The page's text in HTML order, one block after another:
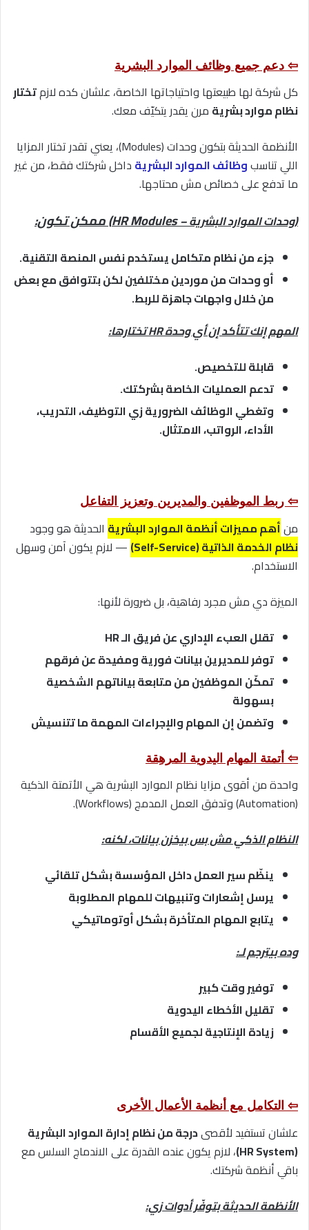
⇦ دعم جميع وظائف الموارد البشرية
كل شركة لها طبيعتها واحتياجاتها الخاصة، علشان كده لازمتختار
نظام موارد بشرية مرن يقدر يتكيّف معك.
الأنظمة الحديثة بتكون وحدات (Modules)، يعني تقدر تختار المزايا
اللي تناسبوظائف الموارد البشرية داخل شركتك فقط، من غير
ما تدفع على خصائص مش محتاجها.
(وحدات الموارد البشرية –HR Modules) ممكن تكون:
جزء من نظام متكامل يستخدم نفس المنصة التقنية.
أو وحدات من موردين مختلفين لكن بتتوافق مع بعض
من خلال واجهات جاهزة للربط.
المهم إنك تتأكد إن أي وحدة HR تختارها:
قابلة للتخصيص.
تدعم العمليات الخاصة بشركتك.
وتغطي الوظائف الضرورية زي التوظيف، التدريب،
الأداء، الرواتب، الامتثال.
⇦ ربط الموظفين والمديرين وتعزيز التفاعل
منأهم مميزات أنظمة الموارد البشرية الحديثة هو وجود
نظام الخدمة الذاتية (Self-Service)
— لازم يكون آمن وسهل
الاستخدام.
الميزة دي مش مجرد رفاهية، بل ضرورة لأنها:
تقلل العبء الإداري عن فريق الـ HR
توفر للمديرين بيانات فورية ومفيدة عن فرقهم
تمكّن الموظفين من متابعة بياناتهم الشخصية
بسهولة
وتضمن إن المهام والإجراءات المهمة ما تتنسيش
⇦ أتمتة المهام اليدوية المرهِقة
واحدة من أقوى مزايا نظام الموارد البشرية هي الأتمتة الذكية
(Automation) وتدفق العمل المدمج (Workflows).
النظام الذكي مش بس بيخزن بيانات، لكنه:
ينظّم سير العمل داخل المؤسسة بشكل تلقائي
يرسل إشعارات وتنبيهات للمهام المطلوبة
يتابع المهام المتأخرة بشكل أوتوماتيكي
وده بيترجم لـ:
توفير وقت كبير
تقليل الأخطاء اليدوية
زيادة الإنتاجية لجميع الأقسام
⇦ التكامل مع أنظمة الأعمال الأخرى
علشان تستفيد لأقصىدرجة من نظام إدارة الموارد البشرية
(HR System)
، لازم يكون عنده القدرة على الاندماج السلس مع
باقي أنظمة شركتك.
الأنظمة الحديثة بتوفّر أدوات زي: